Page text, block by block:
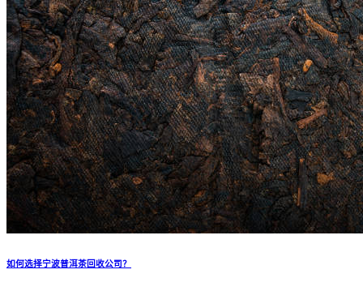
如何选择宁波普洱茶回收公司？